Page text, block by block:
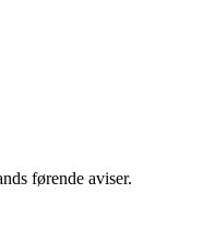
førende aviser.